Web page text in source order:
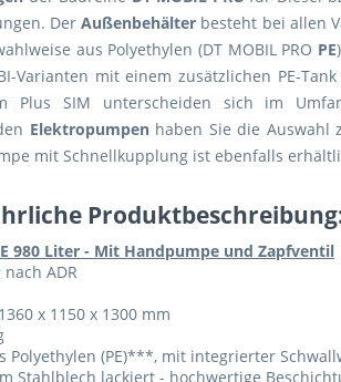
DerAußenbehälter besteht bei allen
aus Polyethylen (DT MOBIL PRO PE
Varianten mit einem zusätzlichen PE-
Plus SIM unterscheiden sich im
Elektropumpenhaben Sie die Auswahl
mit Schnellkupplung ist ebenfalls
980 Liter - Mit Handpumpe und Zapfventil
ADR
x 1150 x 1300 mm
Polyethylen (PE)***, mit integrierter
Stahlblech lackiert - hochwertige